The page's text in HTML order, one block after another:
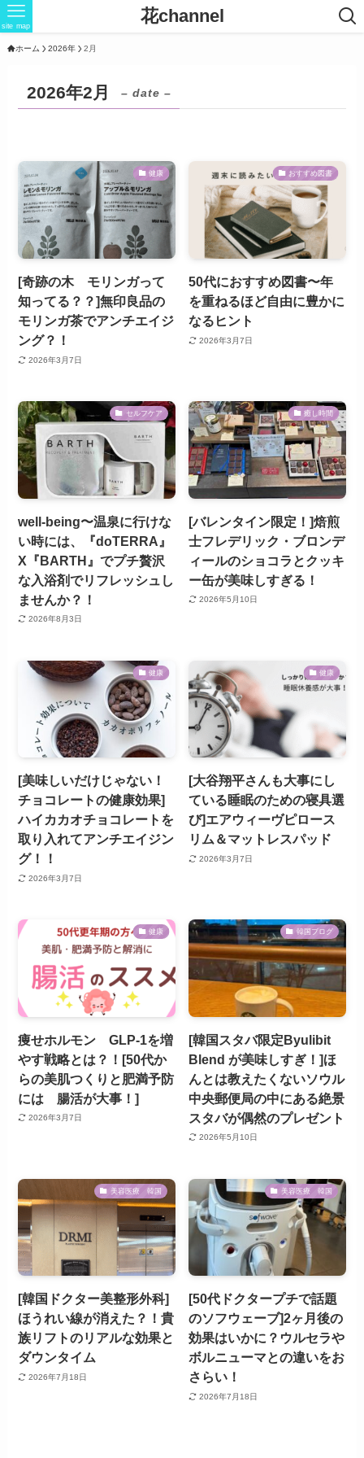
花channel
site map
ホーム 2026年 2月
2026年2月 – date –
健康
[奇跡の木 モリンガって
知ってる？？]無印良品の
モリンガ茶でアンチエイジ
ング？！
2026年3月7日
おすすめ図書
50代におすすめ図書〜年
を重ねるほど自由に豊かに
なるヒント
2026年3月7日
セルフケア
well-being〜温泉に行けな
い時には、『doTERRA』
X『BARTH』でプチ贅沢
な入浴剤でリフレッシュし
ませんか？！
2026年8月3日
癒し時間
[バレンタイン限定！]焙煎
士フレデリック・ブロンデ
ィールのショコラとクッキ
ー缶が美味しすぎる！
2026年5月10日
健康
[美味しいだけじゃない！
チョコレートの健康効果]
ハイカカオチョコレートを
取り入れてアンチエイジン
グ！！
2026年3月7日
健康
[大谷翔平さんも大事にし
ている睡眠のための寝具選
び]エアウィーヴピロース
リム＆マットレスパッド
2026年3月7日
健康
痩せホルモン GLP-1を増
やす戦略とは？！[50代か
らの美肌つくりと肥満予防
には 腸活が大事！]
2026年3月7日
韓国ブログ
[韓国スタバ限定Byulibit
Blend が美味しすぎ！]ほ
んとは教えたくないソウル
中央郵便局の中にある絶景
スタバが偶然のプレゼント
2026年5月10日
美容医療 韓国
[韓国ドクター美整形外科]
ほうれい線が消えた？！貴
族リフトのリアルな効果と
ダウンタイム
2026年7月18日
美容医療 韓国
[50代ドクタープチで話題
のソフウェーブ]2ヶ月後の
効果はいかに？ウルセラや
ボルニューマとの違いをお
さらい！
2026年7月18日